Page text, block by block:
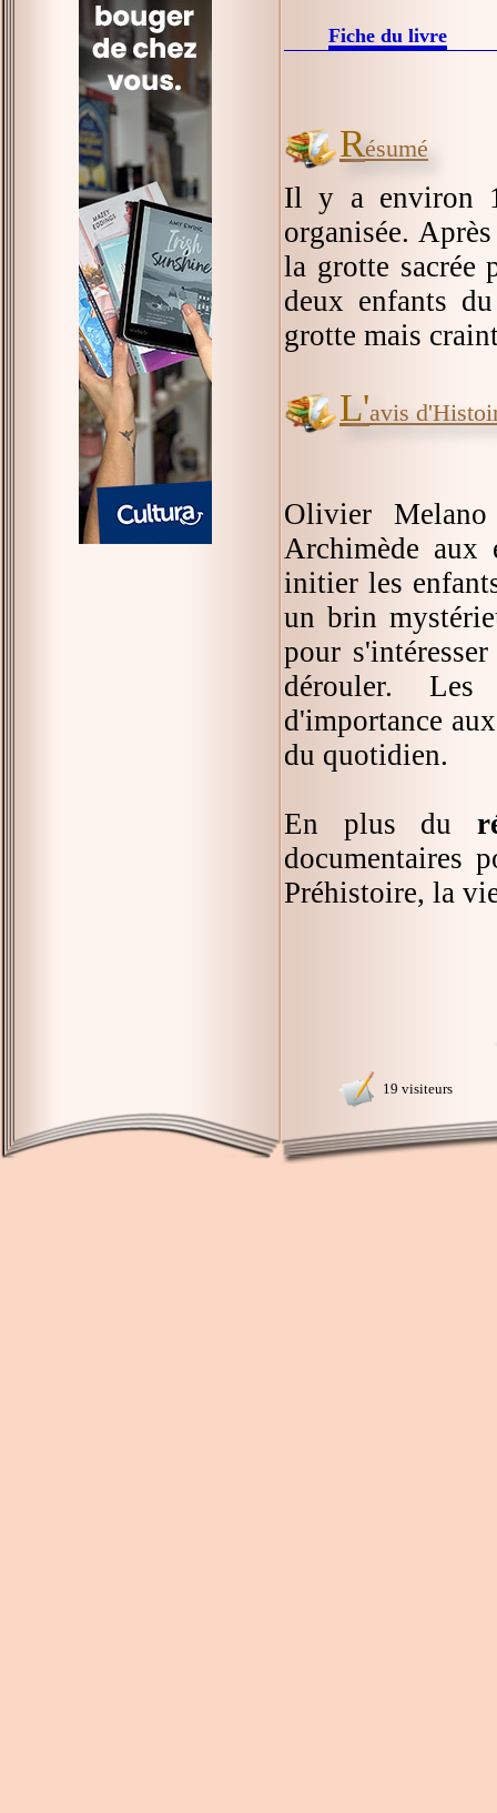
Fiche du livre
Résumé
Il y a environ
organisée.
la grotte sacrée
deux enfants
grotte mais
L'avis
Olivier
Archimède aux
initier les
un brin
pour
dérouler.
d'importance
du quotidien.
En plus du
documentaires
Préhistoire, la
19 visiteurs